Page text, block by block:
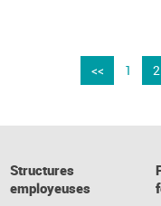
<< 1 2
Structures
employeuses